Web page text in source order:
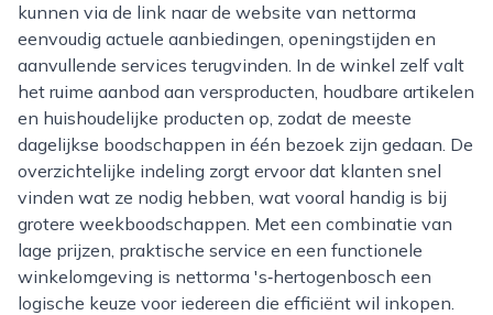
kunnen via de link naar de website van nettorma
eenvoudig actuele aanbiedingen, openingstijden en
aanvullende services terugvinden. In de winkel zelf valt
het ruime aanbod aan versproducten, houdbare artikelen
en huishoudelijke producten op, zodat de meeste
dagelijkse boodschappen in één bezoek zijn gedaan. De
overzichtelijke indeling zorgt ervoor dat klanten snel
vinden wat ze nodig hebben, wat vooral handig is bij
grotere weekboodschappen. Met een combinatie van
lage prijzen, praktische service en een functionele
winkelomgeving is nettorma 's‑hertogenbosch een
logische keuze voor iedereen die efficiënt wil inkopen.